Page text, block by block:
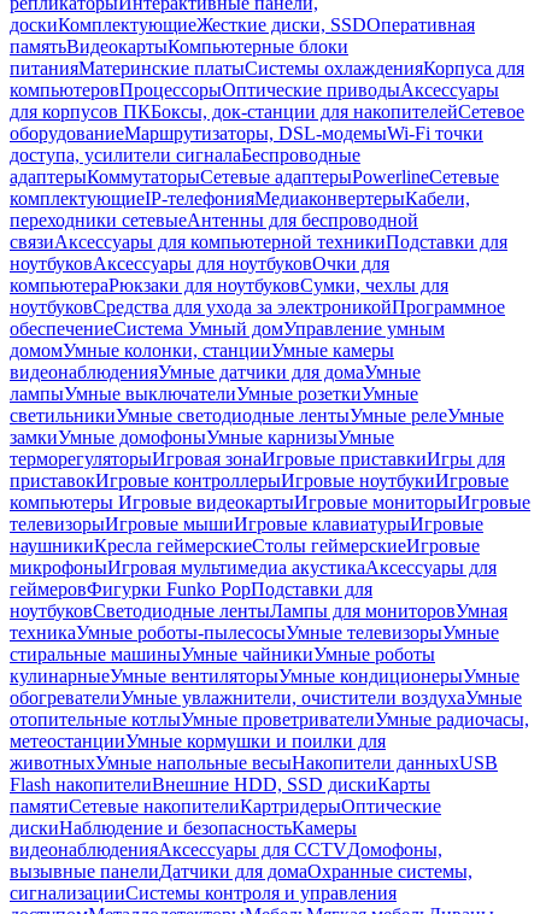
доскиКомплектующиеЖесткие диски, SSDОперативная
памятьВидеокартыКомпьютерные блоки
питанияМатеринские платыСистемы охлажденияКорпуса для
компьютеровПроцессорыОптические приводыАксессуары
для корпусов ПКБоксы, док-станции для накопителейСетевое
оборудованиеМаршрутизаторы, DSL-модемыWi-Fi точки
доступа, усилители сигналаБеспроводные
адаптерыКоммутаторыСетевые адаптерыPowerlineСетевые
комплектующиеIP-телефонияМедиаконвертерыКабели,
переходники сетевыеАнтенны для беспроводной
связиАксессуары для компьютерной техникиПодставки для
ноутбуковАксессуары для ноутбуковОчки для
компьютераРюкзаки для ноутбуковСумки, чехлы для
ноутбуковСредства для ухода за электроникойПрограммное
обеспечениеСистема Умный домУправление умным
домомУмные колонки, станцииУмные камеры
видеонаблюденияУмные датчики для домаУмные
лампыУмные выключателиУмные розеткиУмные
светильникиУмные светодиодные лентыУмные релеУмные
замкиУмные домофоныУмные карнизыУмные
терморегуляторыИгровая зонаИгровые приставкиИгры для
приставокИгровые контроллерыИгровые ноутбукиИгровые
компьютеры Игровые видеокартыИгровые мониторыИгровые
телевизорыИгровые мышиИгровые клавиатурыИгровые
наушникиКресла геймерскиеСтолы геймерскиеИгровые
микрофоныИгровая мультимедиа акустикаАксессуары для
геймеровФигурки Funko PopПодставки для
ноутбуковСветодиодные лентыЛампы для мониторовУмная
техникаУмные роботы-пылесосыУмные телевизорыУмные
стиральные машиныУмные чайникиУмные роботы
кулинарныеУмные вентиляторыУмные кондиционерыУмные
обогревателиУмные увлажнители, очистители воздухаУмные
отопительные котлыУмные проветривателиУмные радиочасы,
метеостанцииУмные кормушки и поилки для
животныхУмные напольные весыНакопители данныхUSB
Flash накопителиВнешние HDD, SSD дискиКарты
памятиСетевые накопителиКартридерыОптические
дискиНаблюдение и безопасностьКамеры
видеонаблюденияАксессуары для CCTVДомофоны,
вызывные панелиДатчики для домаОхранные системы,
сигнализацииСистемы контроля и управления